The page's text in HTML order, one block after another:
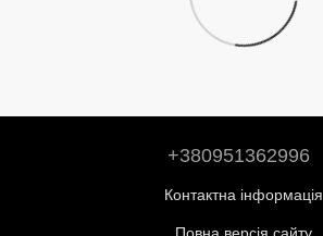
+380951362996
Контактна інформація
Повна версія сайту